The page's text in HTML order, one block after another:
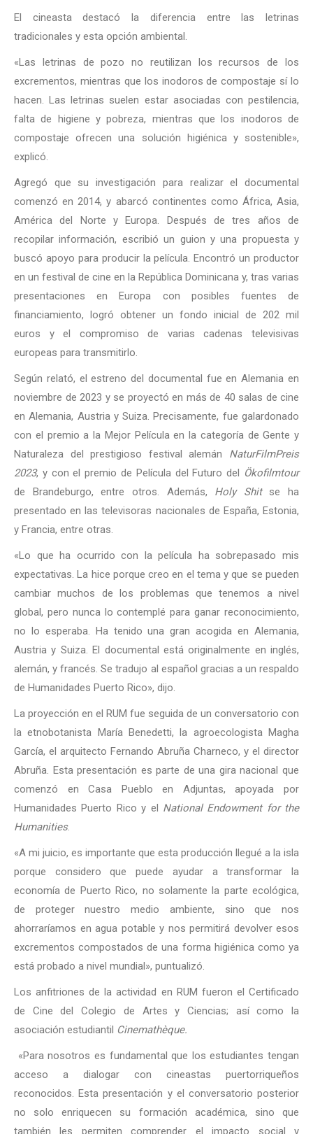
El cineasta destacó la diferencia entre las letrinas
tradicionales y esta opción ambiental.
«Las letrinas de pozo no reutilizan los recursos de los
excrementos, mientras que los inodoros de compostaje sí lo
hacen. Las letrinas suelen estar asociadas con pestilencia,
falta de higiene y pobreza, mientras que los inodoros de
compostaje ofrecen una solución higiénica y sostenible»,
explicó.
Agregó que su investigación para realizar el documental
comenzó en 2014, y abarcó continentes como África, Asia,
América del Norte y Europa. Después de tres años de
recopilar información, escribió un guion y una propuesta y
buscó apoyo para producir la película. Encontró un productor
en un festival de cine en la República Dominicana y, tras varias
presentaciones en Europa con posibles fuentes de
financiamiento, logró obtener un fondo inicial de 202 mil
euros y el compromiso de varias cadenas televisivas
europeas para transmitirlo.
Según relató, el estreno del documental fue en Alemania en
noviembre de 2023 y se proyectó en más de 40 salas de cine
en Alemania, Austria y Suiza. Precisamente, fue galardonado
con el premio a la Mejor Película en la categoría de Gente y
Naturaleza del prestigioso festival alemán NaturFilmPreis
2023, y con el premio de Película del Futuro del Ökofilmtour
de Brandeburgo, entre otros. Además, Holy Shitse ha
presentado en las televisoras nacionales de España, Estonia,
y Francia, entre otras.
«Lo que ha ocurrido con la película ha sobrepasado mis
expectativas. La hice porque creo en el tema y que se pueden
cambiar muchos de los problemas que tenemos a nivel
global, pero nunca lo contemplé para ganar reconocimiento,
no lo esperaba. Ha tenido una gran acogida en Alemania,
Austria y Suiza. El documental está originalmente en inglés,
alemán, y francés. Se tradujo al español gracias a un respaldo
de Humanidades Puerto Rico», dijo.
La proyección en el RUM fue seguida de un conversatorio con
la etnobotanista María Benedetti, la agroecologista Magha
García, el arquitecto Fernando Abruña Charneco, y el director
Abruña. Esta presentación es parte de una gira nacional que
comenzó en Casa Pueblo en Adjuntas, apoyada por
Humanidades Puerto Rico y el National Endowment for the
Humanities.
«A mi juicio, es importante que esta producción llegué a la isla
porque considero que puede ayudar a transformar la
economía de Puerto Rico, no solamente la parte ecológica,
de proteger nuestro medio ambiente, sino que nos
ahorraríamos en agua potable y nos permitirá devolver esos
excrementos compostados de una forma higiénica como ya
está probado a nivel mundial», puntualizó.
Los anfitriones de la actividad en RUM fueron el Certificado
de Cine del Colegio de Artes y Ciencias; así como la
asociación estudiantil Cinemathèque.
«Para nosotros es fundamental que los estudiantes tengan
acceso a dialogar con cineastas puertorriqueños
reconocidos. Esta presentación y el conversatorio posterior
no solo enriquecen su formación académica, sino que
también les permiten comprender el impacto social y